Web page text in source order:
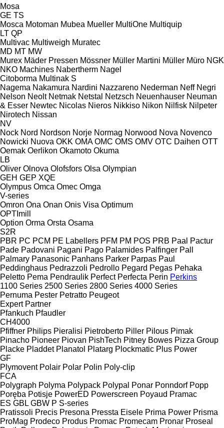
Mosa
GE TS
Mosca Motoman Mubea Mueller MultiOne Multiquip
LT QP
Multivac Multiweigh Muratec
MD MT MW
Murex Mäder Pressen Mössner Müller Martini Müller Müro NGK
NKO Machines Nabertherm Nagel
Citoborma Multinak S
Nagema Nakamura Nardini Nazzareno Nederman Neff Negri
Nelson Neolt Netmak Netstal Netzsch Neuenhauser Neuman
& Esser Newtec Nicolas Nieros Nikkiso Nikon Nilfisk Nilpeter
Nirotech Nissan
NV
Nock Nord Nordson Norje Normag Norwood Nova Novenco
Nowicki Nuova OKK OMA OMC OMS OMV OTC Daihen OTT
Oemak Oerlikon Okamoto Okuma
LB
Oliver Olnova Olofsfors Olsa Olympian
GEH GEP XQE
Olympus Omca Omec Omga
V-series
Omron Ona Onan Onis Visa Optimum
OPTImill
Option Orma Orsta Osama
S2R
PBR PC PCM PE Labellers PFM PM POS PRB Paal
Pactur
Pade Padovani Pagani Pago Palamides Palfinger Pall
Palmary Panasonic Panhans Parker Parpas Paul
Peddinghaus Pedrazzoli Pedrollo Pegard Pegas Pehaka
Peletto Pema Pendraulik Perfect Perfecta Perin Perkins
1100 Series 2500 Series 2800 Series 4000 Series
Pernuma Pester Petratto Peugeot
Expert Partner
Pfankuch Pfaudler
CH4000
Pfiffner Philips Pieralisi Pietroberto Piller Pilous Pimak
Pinacho Pioneer Piovan PishTech Pitney Bowes Pizza Group
Placke Pladdet Planatol Platarg Plockmatic Plus Power
GF
Plymovent Polair Polar Polin Poly-clip
FCA
Polygraph Polyma Polypack Polypal Ponar Ponndorf Popp
Poręba Potisje PowerED Powerscreen Poyaud Pramac
ES GBL GBW P S-series
Pratissoli Precis Presona Pressta Eisele Prima Power Prisma
ProMag Prodeco Produs Promac Promecam Pronar Proseal